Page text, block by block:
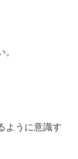
ように意識す